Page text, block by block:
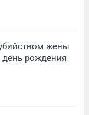
жены
день рождения